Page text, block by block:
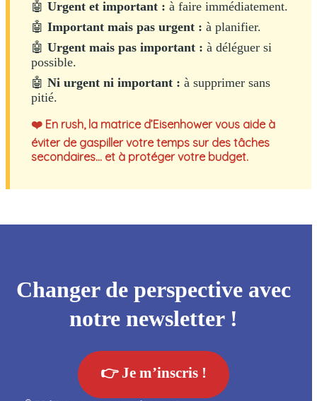
🤖 Urgent et important : à faire immédiatement.
🤖 Important mais pas urgent : à planifier.
🤖 Urgent mais pas important : à déléguer si
possible.
🤖 Ni urgent ni important : à supprimer sans
pitié.
❤️ En rush, la matrice d’Eisenhower vous aide à
éviter de gaspiller votre temps sur des tâches
secondaires… et à protéger votre budget.
Changer de perspective avec
notre newsletter !
👉 Je m’inscris !